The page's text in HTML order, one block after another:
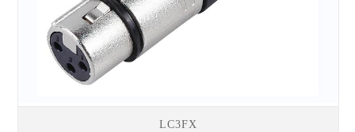
LC3FX